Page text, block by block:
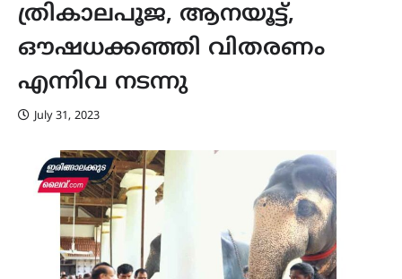
ത്രികാലപൂജ, ആനയൂട്ട്,
ഔഷധക്കഞ്ഞി വിതരണം
എന്നിവ നടന്നു
July 31, 2023